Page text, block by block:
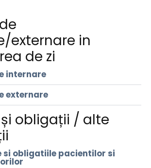
externare in
de zi
internare
externare
obligații / alte
si obligatiile pacientilor si